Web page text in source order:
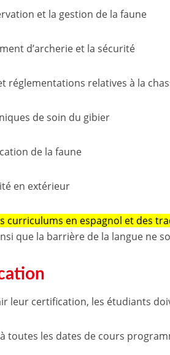
et la gestion de la faune
d’archerie et la sécurité
réglementations relatives à la
de soin du gibier
de la faune
en extérieur
curriculums en espagnol et des
que la barrière de la langue ne
leur certification, les étudiants
toutes les dates de cours